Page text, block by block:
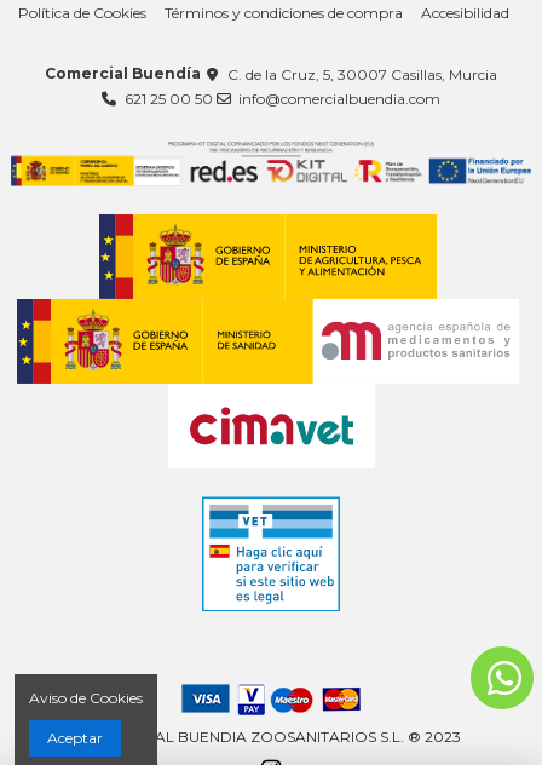
Política de Cookies
Términos y condiciones de compra Accesibilidad
Comercial Buendía
C. de la Cruz, 5, 30007 Casillas, Murcia
621 25 00 50
info@comercialbuendia.com
COMERCIAL BUENDIA ZOOSANITARIOS S.L. ® 2023
Aviso de Cookies
Aceptar